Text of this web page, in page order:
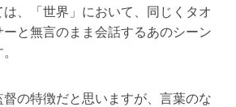
、「世界」において、同じくタオ
と無言のまま会話するあのシーン
の特徴だと思いますが、言葉のな